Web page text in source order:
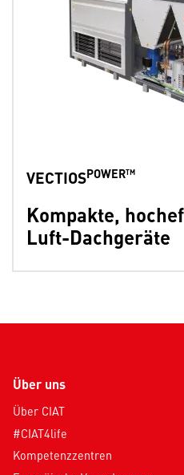
Kompakte,
Luft-Dachgeräte
VECTIOSPOWER™
Über uns
Über CIAT
#CIAT4life
Kompetenzzentren